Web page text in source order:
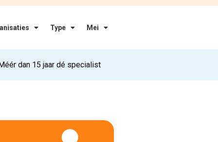
Type Mei
dan 15 jaar dé specialist